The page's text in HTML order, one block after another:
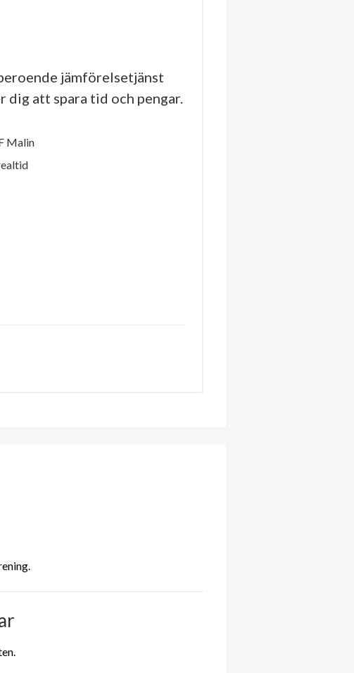
jämförelsetjänst
dig att spara tid och pengar.
Malin